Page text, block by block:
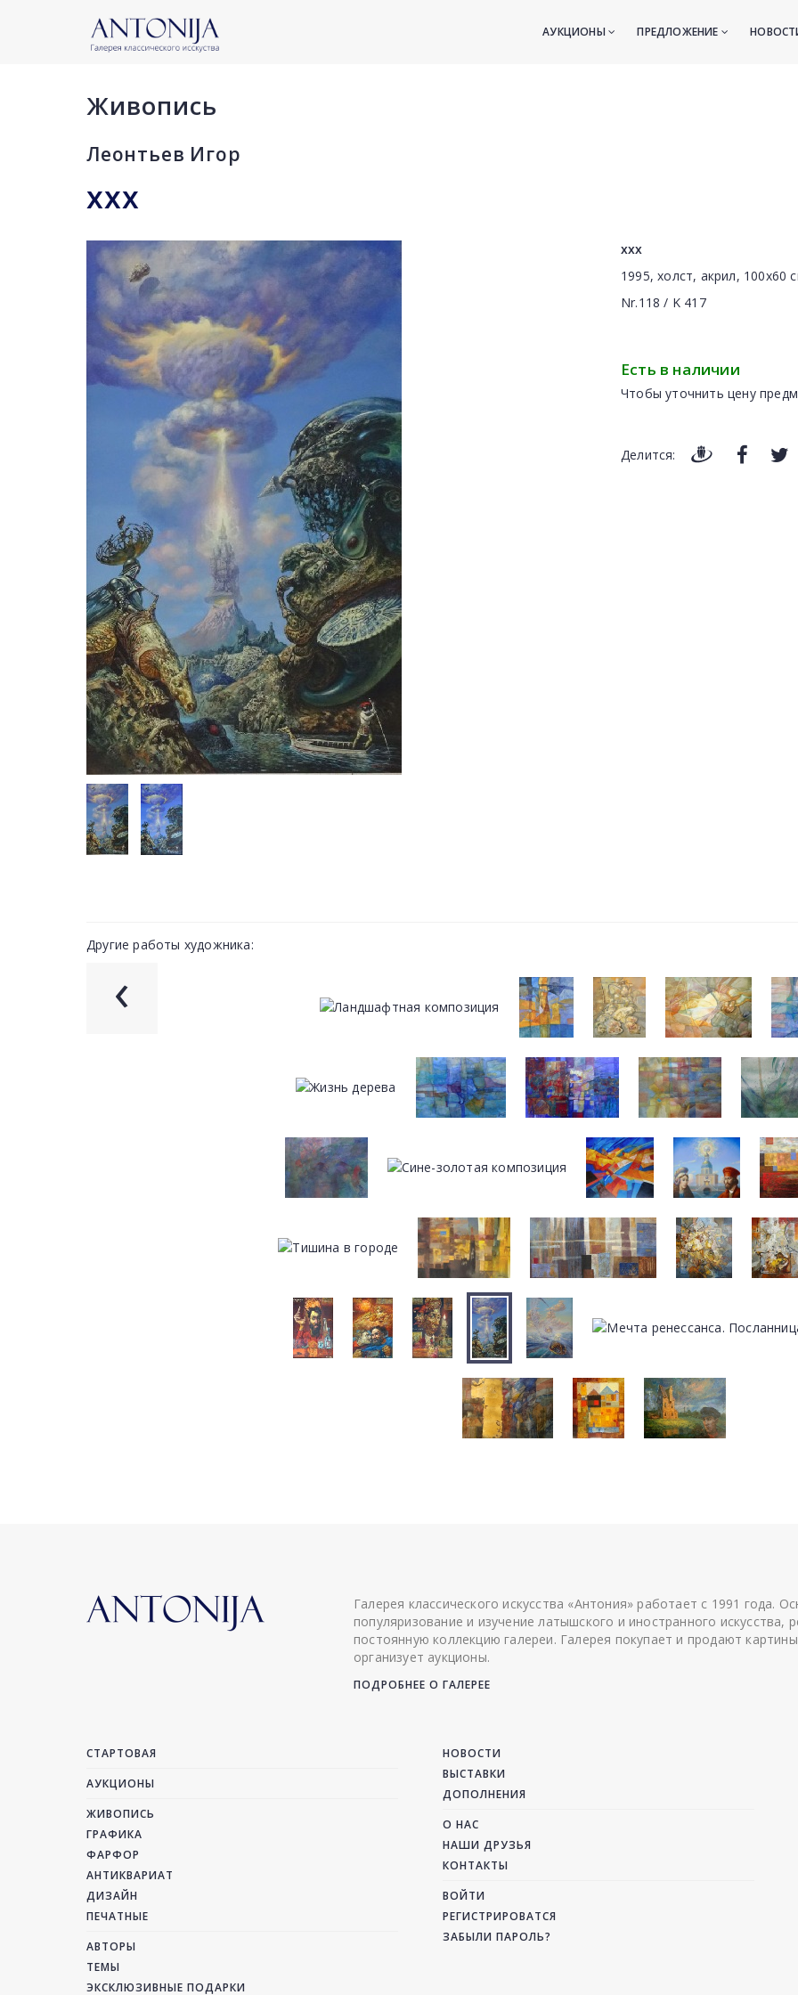
АУКЦИОНЫ ПРЕДЛОЖЕНИЕ
Живопись
Леонтьев Игор
xxx
xxx
1995, холст, акрил, 100x60
Nr.118 / K 417
Есть в наличии
Чтобы уточнить цену
Делится:
Другие работы художника:
‹
Галерея классического искусства «Антония» работает с 1991 года.
популяризование и изучение латышского и иностранного искусства,
постоянную коллекцию галереи. Галерея покупает и продают
организует аукционы.
ПОДРОБНЕЕ О ГАЛЕРЕЕ
СТАРТОВАЯ
АУКЦИОНЫ
ЖИВОПИСЬ
ГРАФИКА
ФАРФОР
АНТИКВАРИАТ
ДИЗАЙН
ПЕЧАТНЫЕ
АВТОРЫ
ТЕМЫ
ЭКСКЛЮЗИВНЫЕ ПОДАРКИ
НОВОСТИ
ВЫСТАВКИ
ДОПОЛНЕНИЯ
О НАС
НАШИ ДРУЗЬЯ
КОНТАКТЫ
ВОЙТИ
РЕГИСТРИРОВАТСЯ
ЗАБЫЛИ ПАРОЛЬ?